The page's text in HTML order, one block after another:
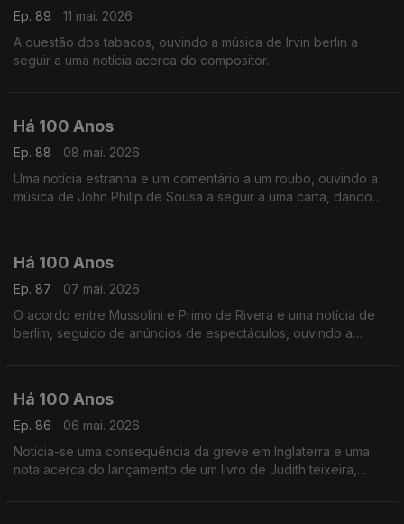
Ep. 89
11 mai. 2026
A questão dos tabacos, ouvindo a música de Irvin berlin a
seguir a uma notícia acerca do compositor.
Há 100 Anos
Ep. 88
08 mai. 2026
Uma notícia estranha e um comentário a um roubo, ouvindo a
música de John Philip de Sousa a seguir a uma carta, dando
Há 100 Anos
Ep. 87
07 mai. 2026
O acordo entre Mussolini e Primo de Rivera e uma notícia de
berlim, seguido de anúncios de espectáculos, ouvindo a
Há 100 Anos
Ep. 86
06 mai. 2026
Noticia-se uma consequência da greve em Inglaterra e uma
nota acerca do lançamento de um livro de Judith teixeira,